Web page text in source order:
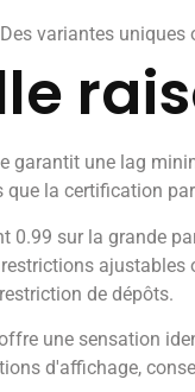
Des variantes
garantit une lag
la certification
0.99 sur la grande
de dépôts.
une sensation
d'affichage,